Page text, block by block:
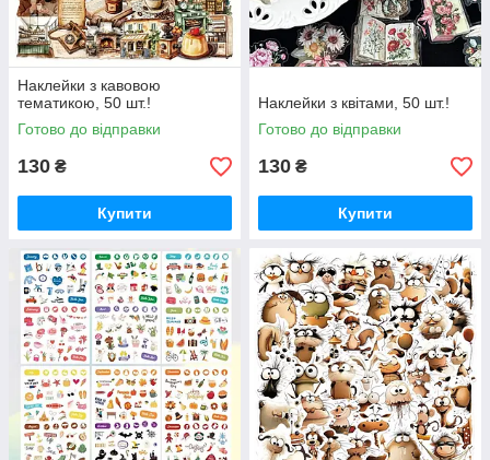
Наклейки з кавовою
тематикою, 50 шт.!
Готово до відправки
130 ₴
Купити
Наклейки з квітами, 50 шт.!
Готово до відправки
130 ₴
Купити